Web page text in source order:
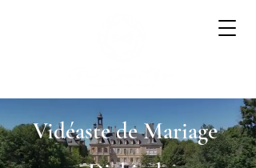
Vidéaste de Mariage